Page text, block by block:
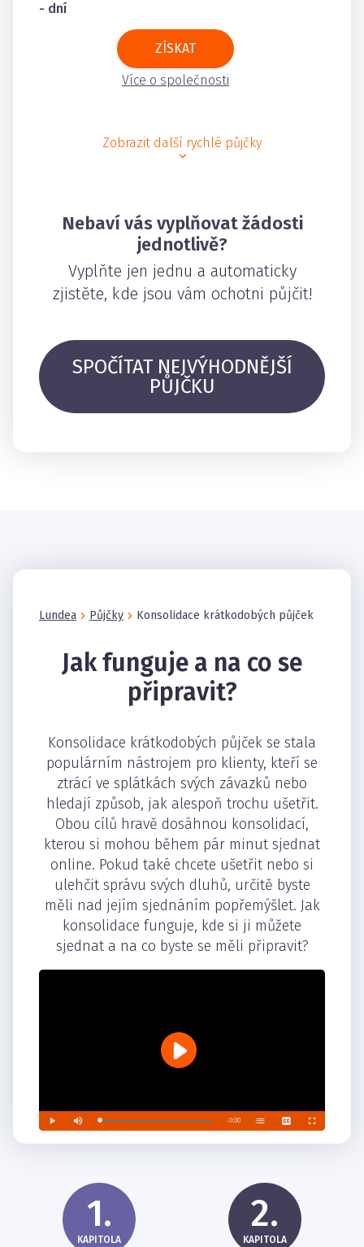
- dní
ZÍSKAT
Více o společnosti
Zobrazit další rychlé půjčky
Nebaví vás vyplňovat žádosti
jednotlivě?
Vyplňte jen jednu a automaticky
zjistěte, kde jsou vám ochotni půjčit!
SPOČÍTAT NEJVÝHODNĚJŠÍ
PŮJČKU
Lundea Půjčky Konsolidace krátkodobých půjček
Jak funguje a na co se
připravit?
Konsolidace krátkodobých půjček se stala
populárním nástrojem pro klienty, kteří se
ztrácí ve splátkách svých závazků nebo
hledají způsob, jak alespoň trochu ušetřit.
Obou cílů hravě dosáhnou konsolidací,
kterou si mohou během pár minut sjednat
online. Pokud také chcete ušetřit nebo si
ulehčit správu svých dluhů, určitě byste
měli nad jejím sjednáním popřemýšlet. Jak
konsolidace funguje, kde si ji můžete
sjednat a na co byste se měli připravit?
1.
KAPITOLA
2.
KAPITOLA